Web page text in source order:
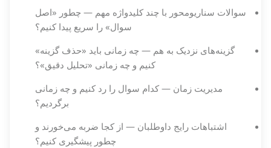
سوالات سناریومحور با چند کلیدواژه مهم — چطور «اصل
سوال» را سریع پیدا کنیم؟
گزینه‌های نزدیک به هم — چه زمانی باید «حذف گزینه»
کنیم و چه زمانی «تحلیل دقیق»؟
مدیریت زمان — کدام سوال را رد کنیم و چه زمانی
برگردیم؟
اشتباهات رایج داوطلبان — از کجا ضربه می‌خورند و
چطور پیشگیری کنیم؟